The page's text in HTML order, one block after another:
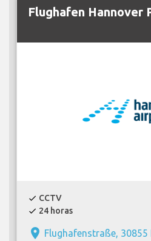
Flughafen Hannover
check CCTV
check 24 horas
place Flughafenstraße, 30855